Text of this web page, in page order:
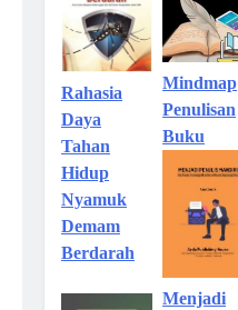
Rahasia
Daya
Tahan
Hidup
Nyamuk
Demam
Berdarah
Mindmap
Penulisan
Buku
Menjadi